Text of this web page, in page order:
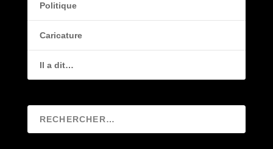
Politique
Caricature
Il a dit…